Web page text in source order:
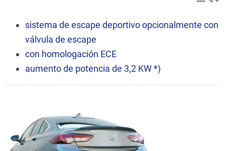
sistema de escape deportivo opcionalmente con
válvula de escape
con homologación ECE
aumento de potencia de 3,2 KW *)